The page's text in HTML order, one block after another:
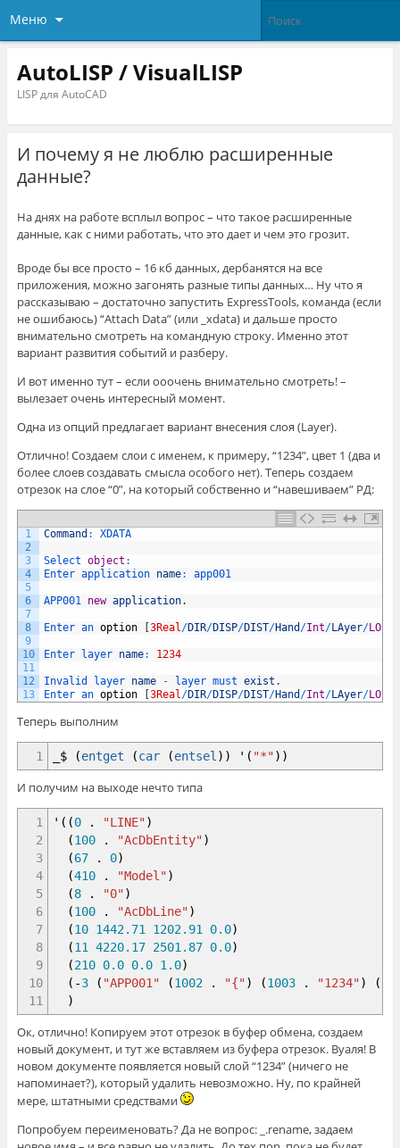
Меню
AutoLISP / VisualLISP
LISP для AutoCAD
И почему я не люблю расширенные
данные?
На днях на работе всплыл вопрос – что такое расширенные
данные, как с ними работать, что это дает и чем это грозит.
Вроде бы все просто – 16 кб данных, дербанятся на все
приложения, можно загонять разные типы данных… Ну что я
рассказываю – достаточно запустить ExpressTools, команда (если
не ошибаюсь) “Attach Data” (или _xdata) и дальше просто
внимательно смотреть на командную строку. Именно этот
вариант развития событий и разберу.
И вот именно тут – если ооочень внимательно смотреть! –
вылезает очень интересный момент.
Одна из опций предлагает вариант внесения слоя (Layer).
Отлично! Создаем слои с именем, к примеру, “1234”, цвет 1 (два и
более слоев создавать смысла особого нет). Теперь создаем
отрезок на слое “0”, на который собственно и “навешиваем” РД:
1
2
3
4
5
6
7
8
9
10
11
12
13
Command : XDATA
Select object :
Enter application name: app001
APP001 new application.
Enter an option 3Real/DIR/DISP/DIST/Hand /Int/LAyer/LOng
Enter layer name: 1234
Invalid layer name - layer must exist .
Enter an option 3Real/DIR/DISP/DIST/Hand /Int/LAyer/LOng
Теперь выполним
1 _$ (entget (car (entsel ) ) ' ( "*") )
И получим на выходе нечто типа
1
2
3
4
5
6
7
8
9
10
11
' ( (0. "LINE")
(100. "AcDbEntity")
(67. 0)
(410. "Model")
(8. "0")
(100. "AcDbLine")
(10 1442.71 1202.91 0.0)
(11 4220.17 2501.87 0.0)
(210 0.0 0.0 1.0)
( -3 ( "APP001" (1002. "{") (1003. "1234") (
)
Ок, отлично! Копируем этот отрезок в буфер обмена, создаем
новый документ, и тут же вставляем из буфера отрезок. Вуаля! В
новом документе появляется новый слой “1234” (ничего не
напоминает?), который удалить невозможно. Ну, по крайней
мере, штатными средствами
Попробуем переименовать? Да не вопрос: _.rename, задаем